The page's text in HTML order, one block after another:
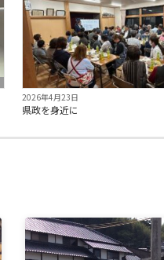
2026年4月23日
県政を身近に